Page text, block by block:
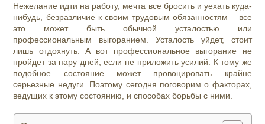
Нежелание идти на работу, мечта все бросить и уехать куда-
нибудь, безразличие к своим трудовым обязанностям – все
это может быть обычной усталостью или
профессиональным выгоранием. Усталость уйдет, стоит
лишь отдохнуть. А вот профессиональное выгорание не
пройдет за пару дней, если не приложить усилий. К тому же
подобное состояние может провоцировать крайне
серьезные недуги. Поэтому сегодня поговорим о факторах,
ведущих к этому состоянию, и способах борьбы с ними.